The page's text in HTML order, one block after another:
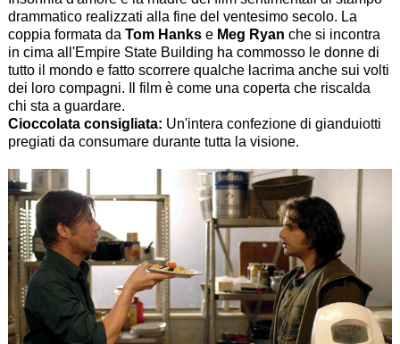
drammatico realizzati alla fine del ventesimo secolo. La
coppia formata da Tom Hankse Meg Ryan che si incontra
in cima all'Empire State Building ha commosso le donne di
tutto il mondo e fatto scorrere qualche lacrima anche sui volti
dei loro compagni. Il film è come una coperta che riscalda
chi sta a guardare.
Cioccolata consigliata: Un'intera confezione di gianduiotti
pregiati da consumare durante tutta la visione.